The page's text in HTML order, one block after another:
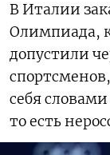
В Италии
Олимпиада,
допустили
себя
то есть